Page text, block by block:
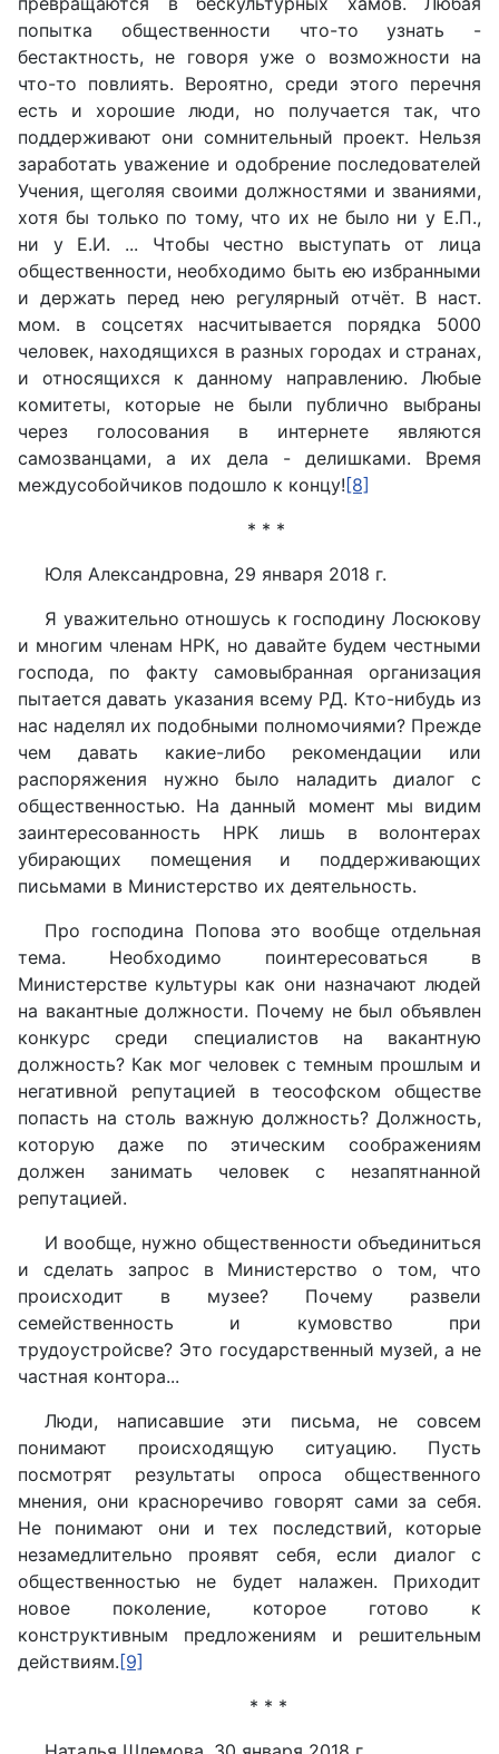
попытка общественности что-то узнать -
бестактность, не говоря уже о возможности на
что-то повлиять. Вероятно, среди этого перечня
есть и хорошие люди, но получается так, что
поддерживают они сомнительный проект. Нельзя
заработать уважение и одобрение последователей
Учения, щеголяя своими должностями и званиями,
хотя бы только по тому, что их не было ни у Е.П.,
ни у Е.И. ... Чтобы честно выступать от лица
общественности, необходимо быть ею избранными
и держать перед нею регулярный отчёт. В наст.
мом. в соцсетях насчитывается порядка 5000
человек, находящихся в разных городах и странах,
и относящихся к данному направлению. Любые
комитеты, которые не были публично выбраны
через голосования в интернете являются
самозванцами, а их дела - делишками. Время
междусобойчиков подошло к концу! [8]
* * *
Юля Александровна, 29 января 2018 г.
Я уважительно отношусь к господину Лосюкову
и многим членам НРК, но давайте будем честными
господа, по факту самовыбранная организация
пытается давать указания всему РД. Кто-нибудь из
нас наделял их подобными полномочиями? Прежде
чем давать какие-либо рекомендации или
распоряжения нужно было наладить диалог с
общественностью. На данный момент мы видим
заинтересованность НРК лишь в волонтерах
убирающих помещения и поддерживающих
письмами в Министерство их деятельность.
Про господина Попова это вообще отдельная
тема. Необходимо поинтересоваться в
Министерстве культуры как они назначают людей
на вакантные должности. Почему не был объявлен
конкурс среди специалистов на вакантную
должность? Как мог человек с темным прошлым и
негативной репутацией в теософском обществе
попасть на столь важную должность? Должность,
которую даже по этическим соображениям
должен занимать человек с незапятнанной
репутацией.
И вообще, нужно общественности объединиться
и сделать запрос в Министерство о том, что
происходит в музее? Почему развели
семейственность и кумовство при
трудоустройсве? Это государственный музей, а не
частная контора...
Люди, написавшие эти письма, не совсем
понимают происходящую ситуацию. Пусть
посмотрят результаты опроса общественного
мнения, они красноречиво говорят сами за себя.
Не понимают они и тех последствий, которые
незамедлительно проявят себя, если диалог с
общественностью не будет налажен. Приходит
новое поколение, которое готово к
конструктивным предложениям и решительным
действиям. [9]
* * *